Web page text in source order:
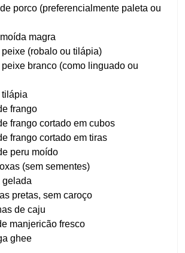
porco (preferencialmente paleta ou
magra
(robalo ou tilápia)
branco (como linguado ou
tilápia
frango
frango cortado em cubos
frango cortado em tiras
peru moído
(sem sementes)
gelada
pretas, sem caroço
de caju
manjericão fresco
ghee